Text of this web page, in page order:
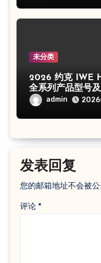
未分类
2026 约克 IWE
全系列产品型号
admin 2026
发表回复
您的邮箱地址不会被公
评论 *